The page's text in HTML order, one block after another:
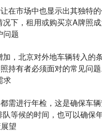
在市场中也显示出其独特
下，租用或购买京A牌照
问题
，北京对外地车辆转入的
持有者必须面对的常见问
求
需进行年检，这是确保车
等候的时间，也可以确保
望